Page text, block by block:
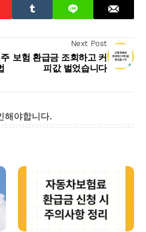
Next Post
보험 환급금 조회하고 커
피값 벌었습니다
해야합니다.